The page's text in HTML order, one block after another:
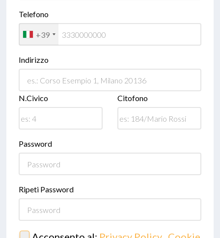
Telefono
+39
Indirizzo
N.Civico Citofono
Password
Ripeti Password